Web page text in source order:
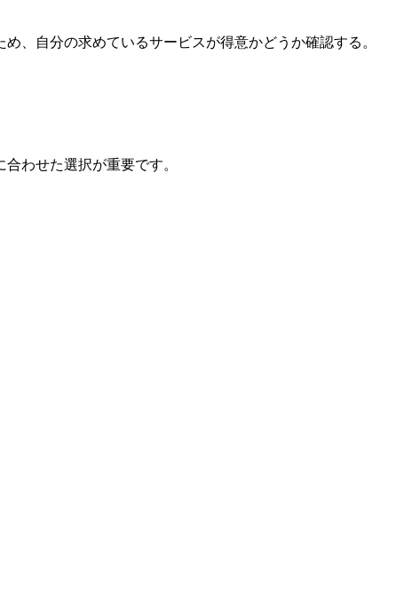
、自分の求めているサービスが得意かどうか確認する。
わせた選択が重要です。